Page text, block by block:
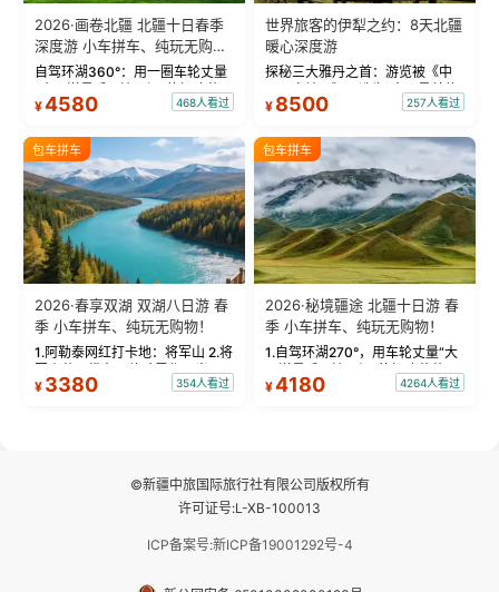
2026·画卷北疆 北疆十日春季
深度游 小车拼车、纯玩无购
物！
自驾环湖360°：用一圈车轮丈量
“大西洋最后一滴眼泪”的极致蔚
蓝。 赛湖旅拍：甄选多款风格服
绝美瞬间。 赛湖坦克300跟车视
频：专业摄影师...
¥4580 468人看过
世界旅客的伊犁之约：8天北疆
暖心深度游
探秘三大雅丹之首：游览被《中
国国家地理》评选为“中国最美的
三大雅丹”第一名的克拉玛依魔鬼
瓦人最大村落——禾木村，欣赏
晨雾与小木...
¥ 8500 257人看过
包车拼车
2026·春享双湖 双湖八日游 春
季 小车拼车、纯玩无购物！
1.阿勒泰网红打卡地：将军山 2.将
军山落日缆车，体验雪都风光 3.
将军山，夕阳派对，蹦迪party 4.
¥ 3380 354人看过
包车拼车
2026·秘境疆途 北疆十日游 春
季 小车拼车、纯玩无购物！
1.自驾环湖270°，用车轮丈量“大
西洋最后一滴眼泪”的极致蔚蓝，
让雪山、花海与深邃湖水在转弯
¥4180 4264人看过
©新疆中旅国际旅行社有限公司版权所有
许可证号:L-XB-100013
ICP备案号:新ICP备19001292号-4